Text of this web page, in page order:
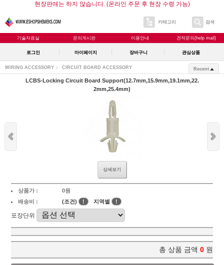
현장판매는 하지 않습니다. (온라인 주문 후 현장 수령 가능)
카테고리 검색
기술자료실 문의게시판 이용안내 견적문의(help mail)
로그인 마이페이지 장바구니 관심상품
WIRING ACCESSORY CIRCUIT BOARD ACCESSORY Recent
LCBS-Locking Circuit Board Support(12.7mm,15.9mm,19.1mm,22.
2mm,25.4mm)
상세보기
상품가 :
0원
배송비 :
(조건) ! 지역별 !
포장단위
총 상품 금액 0 원